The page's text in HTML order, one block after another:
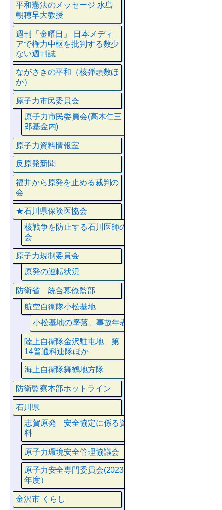
平和憲法のメッセージ 水島
朝穂早大教授
週刊「金曜日」 日本メディ
アで権力中枢を批判する数少
ない週刊誌
ながさきの平和（核弾頭数ほ
か）
原子力市民委員会
原子力市民委員会(高木仁三
郎基金内)
原子力資料情報室
反原発新聞
福井から原発を止める裁判の
会
★石川県保険医協会
核戦争を防止する石川医師の
会
原子力規制委員会
原発の運転状況
防衛省 統合幕僚監部
航空自衛隊小松基地
小松基地の墜落、事故年表
陸上自衛隊金沢駐屯地 第
14普通科連隊ほか
海上自衛隊舞鶴地方隊
防衛監察本部ホットライン
石川県
志賀原発 安全協定に係る資
料
原子力環境安全管理協議会
原子力安全専門委員会(2023
年度）
金沢市 くらし